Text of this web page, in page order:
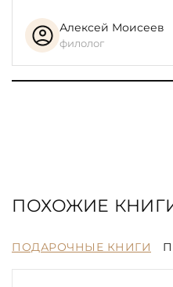
Алексей Моисеев
филолог
ПОХОЖИЕ
ПОДАРОЧНЫЕ КНИГИ